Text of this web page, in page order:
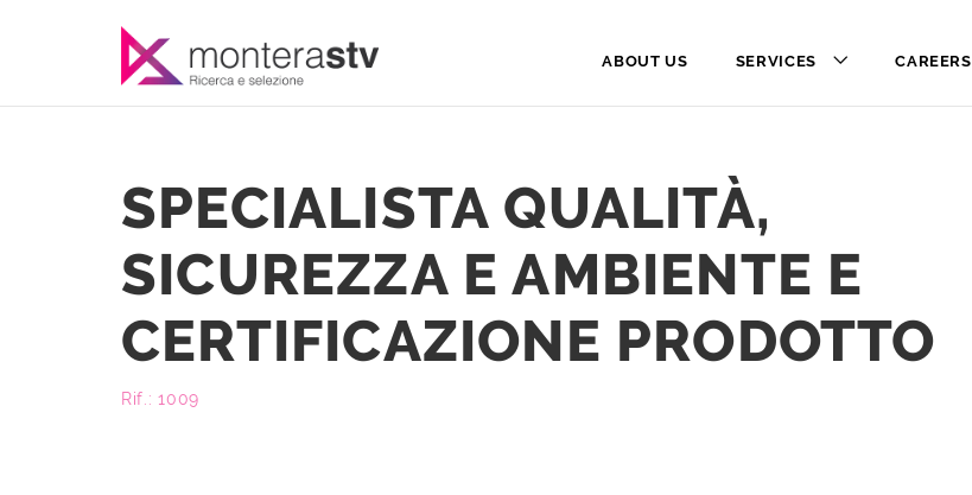
ABOUT US SERVICES CAREERS
SPECIALISTA QUALITÀ,
SICUREZZA E AMBIENTE E
CERTIFICAZIONE PRODOTTO
Rif.: 1009